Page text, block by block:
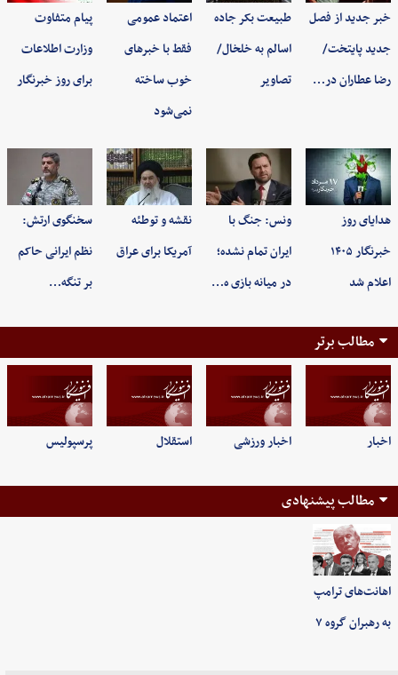
خبر جدید از فصل
جدید پایتخت/
رضا عطاران در…
طبیعت بکر جاده
اسالم به خلخال/
تصاویر
اعتماد عمومی
فقط با خبرهای
خوب ساخته
نمی‌شود
پیام متفاوت
وزارت اطلاعات
برای روز خبرنگار
هدایای روز
خبرنگار ۱۴۰۵
اعلام شد
ونس: جنگ با
ایران تمام نشده؛
در میانه بازی ه…
نقشه و توطئه
آمریکا برای عراق
سخنگوی ارتش:
نظم ایرانی حاکم
بر تنگه…
مطالب برتر
اخبار اخبار ورزشی استقلال پرسپولیس
مطالب پیشنهادی
اهانت‌های ترامپ
به رهبران گروه ۷